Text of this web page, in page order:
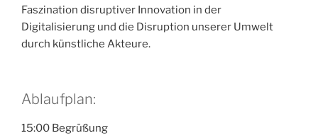
Faszination disruptiver Innovation in der
Digitalisierung und die Disruption unserer Umwelt
durch künstliche Akteure.
Ablaufplan:
15:00 Begrüßung